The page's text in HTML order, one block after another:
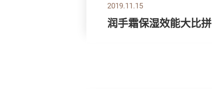
2019.11.15
润手霜保湿效能大比拼